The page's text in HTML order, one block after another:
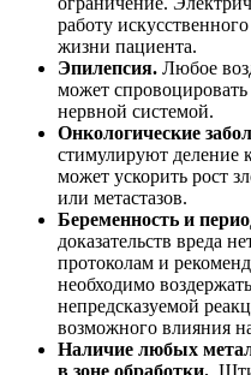
работу
жизни пациента.
Эпилепсия. Любое
может
нервной системой.
Онкологические
стимулируют деление
может ускорить рост
или метастазов.
Беременность и
доказательств вреда
протоколам и
необходимо
непредсказуемой
возможного влияния
Наличие любых